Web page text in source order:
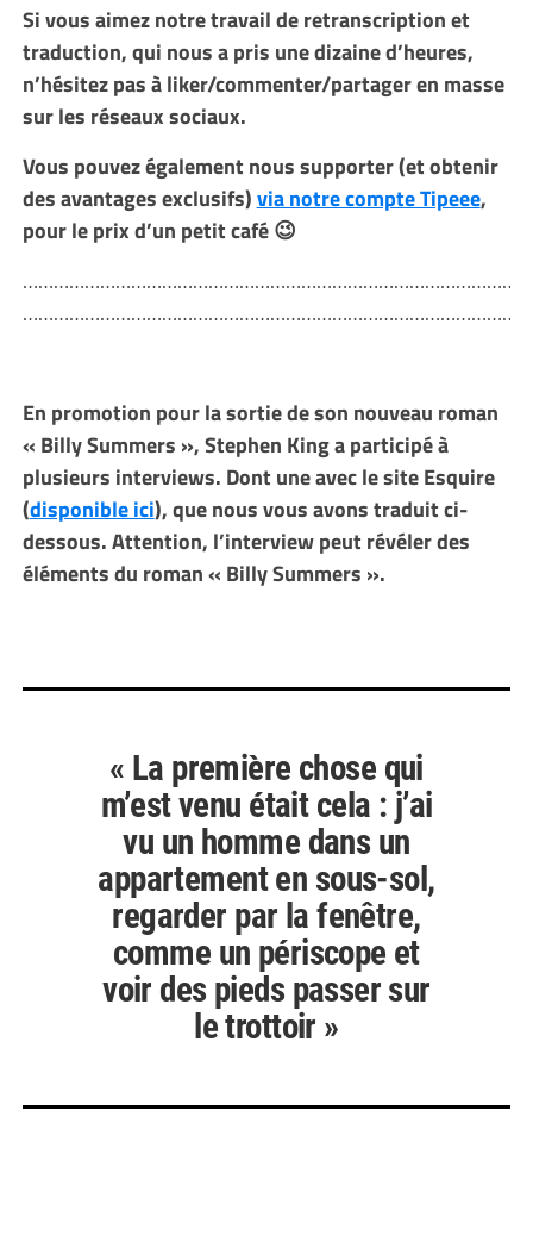
Si vous aimez notre travail de retranscription et
traduction, qui nous a pris une dizaine d’heures,
n’hésitez pas à liker/commenter/partager en masse
sur les réseaux sociaux.
Vous pouvez également nous supporter (et obtenir
des avantages exclusifs)via notre compte Tipeee,
pour le prix d’un petit café 😉
En promotion pour la sortie de son nouveau roman
« Billy Summers », Stephen King a participé à
plusieurs interviews. Dont une avec le site Esquire
(disponible ici), que nous vous avons traduit ci-
dessous. Attention, l’interview peut révéler des
éléments du roman « Billy Summers ».
« La première chose qui
m’est venu était cela : j’ai
vu un homme dans un
appartement en sous-sol,
regarder par la fenêtre,
comme un périscope et
voir des pieds passer sur
le trottoir »